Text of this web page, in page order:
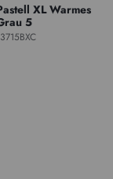
XL Warmes
5